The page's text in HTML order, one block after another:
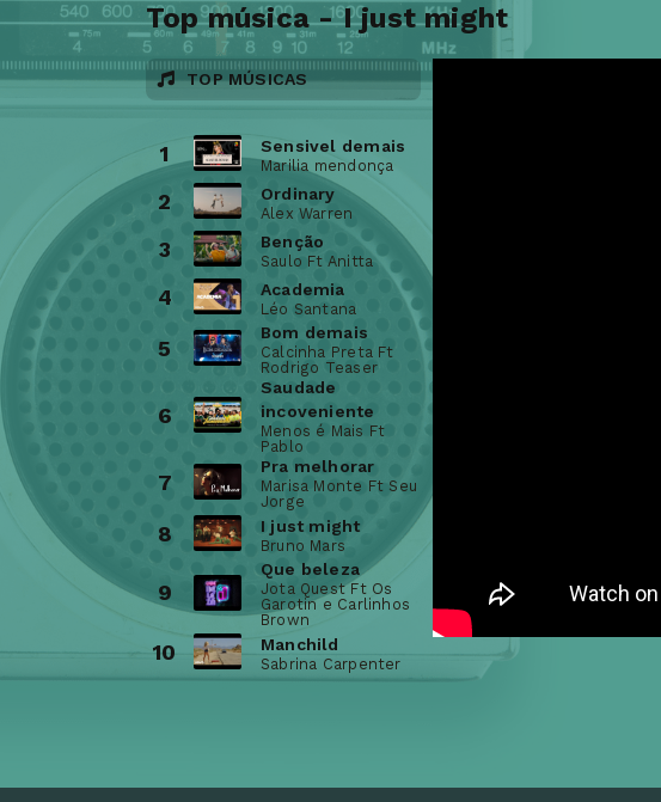
Top música - I just might
TOP MÚSICAS
1 Sensivel demais
Marilia mendonça
2 Ordinary
Alex Warren
3 Benção
Saulo Ft Anitta
4 Academia
Léo Santana
5
Bom demais
Calcinha Preta Ft
Rodrigo Teaser
6
Saudade
incoveniente
Menos é Mais Ft
Pablo
7
Pra melhorar
Marisa Monte Ft Seu
Jorge
8 I just might
Bruno Mars
9
Que beleza
Jota Quest Ft Os
Garotin e Carlinhos
Brown
10 Manchild
Sabrina Carpenter